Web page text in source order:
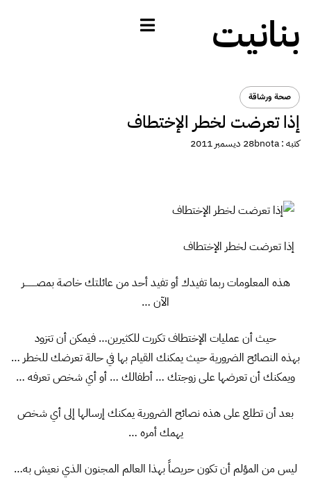
بنانيت
صحة ورشاقة
إذا تعرضت لخطر الإختطاف
كتبه :bnota28 ديسمبر 2011
إذا تعرضت لخطر الإختطاف
هذه المعلومات ربما تفيدك أو تفيد أحد من عائلتك خاصة بمصــــــــر
الآن …
حيث أن عمليات الإختطاف تكررت للكثيرين… فيمكن أن تتزود
بهذه النصائح الضرورية حيث يمكنك القيام بها في حالة تعرضك للخطر …
ويمكنك أن تعرضها على زوجتك … أطفالك … أو أي شخص تعرفه …
بعد أن تطلع على هذه نصائح الضرورية يمكنك إرسالها إلى أي شخص
يهمك أمره …
ليس من المؤلم أن تكون حريصاً بهذا العالم المجنون الذي نعيش به…